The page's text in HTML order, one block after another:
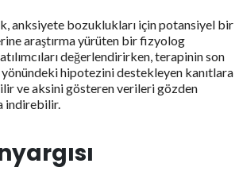
anksiyete bozuklukları için potansiyel bir
araştırma yürüten bir fizyolog
değerlendirirken, terapinin son
hipotezini destekleyen kanıtlara
ve aksini gösteren verileri gözden
indirebilir.